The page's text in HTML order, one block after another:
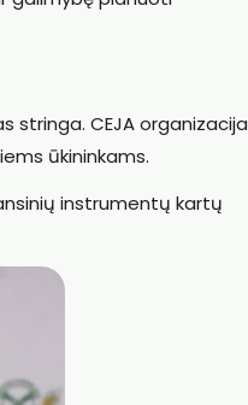
stringa. CEJA organizacija
ūkininkams.
instrumentų kartų